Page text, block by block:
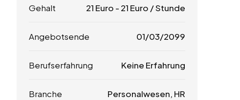
Gehalt 21 Euro - 21 Euro / Stunde
Angebotsende 01/03/2099
Berufserfahrung Keine Erfahrung
Branche Personalwesen, HR